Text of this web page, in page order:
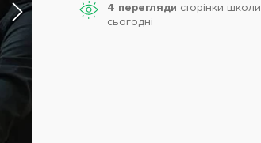
4 перегляди сторінки школи
cьогодні